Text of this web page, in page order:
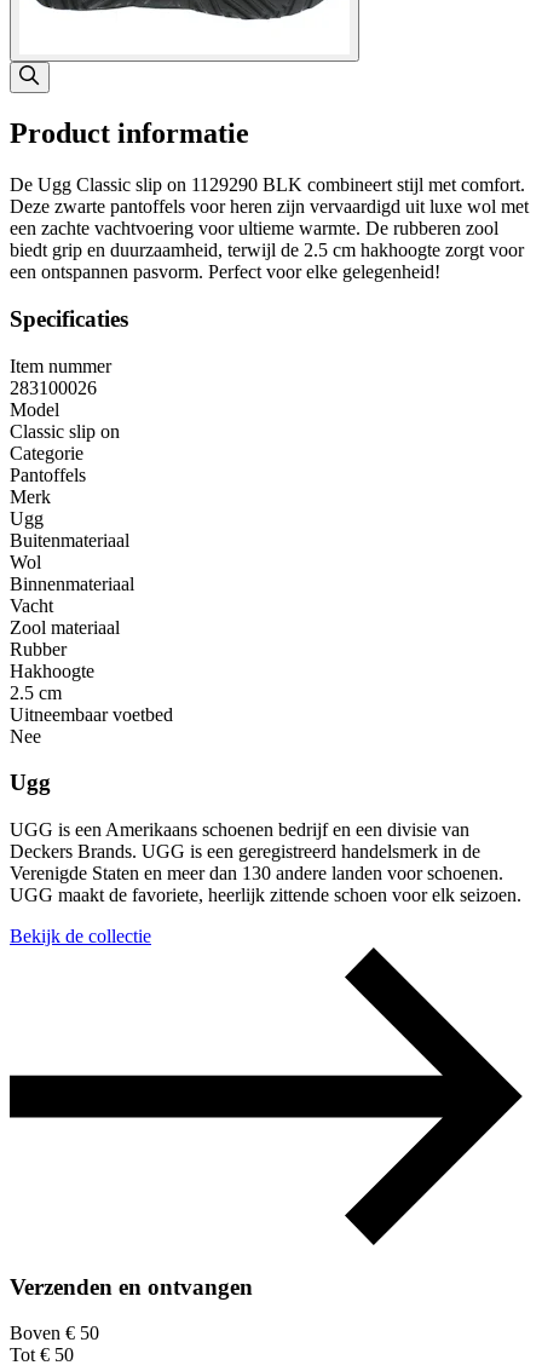
Product informatie
De Ugg Classic slip on 1129290 BLK combineert stijl met comfort.
Deze zwarte pantoffels voor heren zijn vervaardigd uit luxe wol met
een zachte vachtvoering voor ultieme warmte. De rubberen zool
biedt grip en duurzaamheid, terwijl de 2.5 cm hakhoogte zorgt voor
een ontspannen pasvorm. Perfect voor elke gelegenheid!
Specificaties
Item nummer
283100026
Model
Classic slip on
Categorie
Pantoffels
Merk
Ugg
Buitenmateriaal
Wol
Binnenmateriaal
Vacht
Zool materiaal
Rubber
Hakhoogte
2.5 cm
Uitneembaar voetbed
Nee
Ugg
UGG is een Amerikaans schoenen bedrijf en een divisie van
Deckers Brands. UGG is een geregistreerd handelsmerk in de
Verenigde Staten en meer dan 130 andere landen voor schoenen.
UGG maakt de favoriete, heerlijk zittende schoen voor elk seizoen.
Bekijk de collectie
Verzenden en ontvangen
Boven € 50
Tot € 50